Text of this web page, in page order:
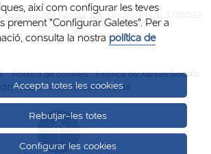
Sagrada Família S.A. Torras i Pujalt, 1.08022
Barcelona
Politica de cookies
Política de Xarxes Socials
Canal d'informació interna
així com configurar les teves
prement "Configurar Galetes". Per a
consulta la nostra política de
Accepta totes les cookies
Rebutjar-les totes
Configurar les cookies